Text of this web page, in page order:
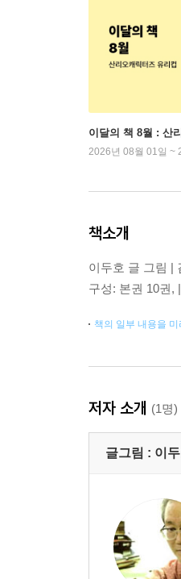
이달의 책 8월 : 산
2026년 08월 01일 ~
책소개
이두호 글 그림 |
구성: 본권 10권,
책의 일부 내용을
저자 소개 (1명)
글그림 : 이